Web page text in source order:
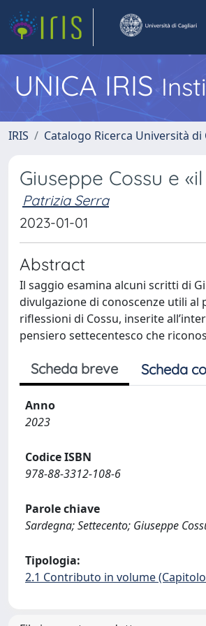
UNICA IRIS
IRIS Catalogo Ricerca Università di
Giuseppe Cossu e
Patrizia Serra
2023-01-01
Abstract
Il saggio esamina alcuni scritti di
divulgazione di conoscenze utili al
riflessioni di Cossu, inserite
pensiero settecentesco che
Scheda breve Scheda
Anno
2023
Codice ISBN
978-88-3312-108-6
Parole chiave
Sardegna; Settecento; Giuseppe
Tipologia:
2.1 Contributo in volume